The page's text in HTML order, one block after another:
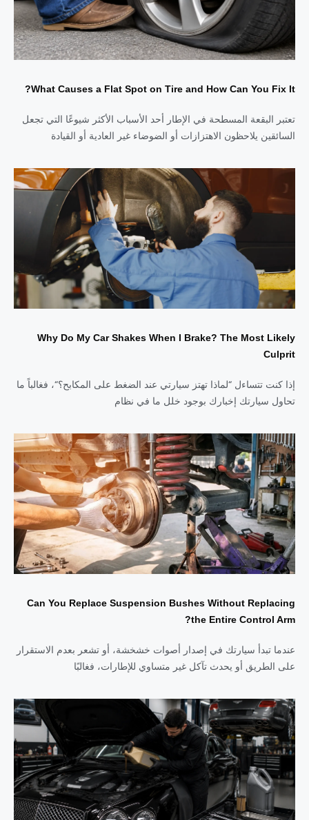
What Causes a Flat Spot on Tire and How Can You Fix It?
تعتبر البقعة المسطحة في الإطار أحد الأسباب الأكثر شيوعًا التي تجعل
السائقين يلاحظون الاهتزازات أو الضوضاء غير العادية أو القيادة
Why Do My Car Shakes When I Brake? The Most Likely
Culprit
إذا كنت تتساءل “لماذا تهتز سيارتي عند الضغط على المكابح؟“، فغالباً ما
تحاول سيارتك إخبارك بوجود خلل ما في نظام
Can You Replace Suspension Bushes Without Replacing
the Entire Control Arm?
عندما تبدأ سيارتك في إصدار أصوات خشخشة، أو تشعر بعدم الاستقرار
على الطريق أو يحدث تآكل غير متساوي للإطارات، فغالبًا